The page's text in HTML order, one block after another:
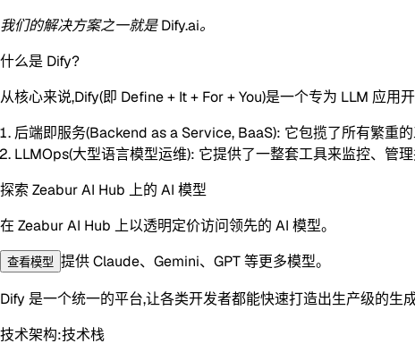
我们的解决方案之一就是 Dify.ai。
什么是 Dify?
从核心来说,Dify(即 Define + It + For + You)是一个专为 LLM 应
后端即服务(Backend as a Service, BaaS): 它包揽了所有繁重
LLMOps(大型语言模型运维): 它提供了一整套工具来监控、管
探索 Zeabur AI Hub 上的 AI 模型
在 Zeabur AI Hub 上以透明定价访问领先的 AI 模型。
查看模型 提供 Claude、Gemini、GPT 等更多模型。
Dify 是一个统一的平台,让各类开发者都能快速打造出生产级的生成
技术架构:技术栈